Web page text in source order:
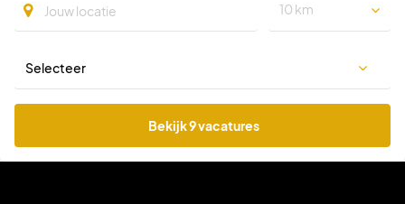
10 km
Bekijk 9 vacatures